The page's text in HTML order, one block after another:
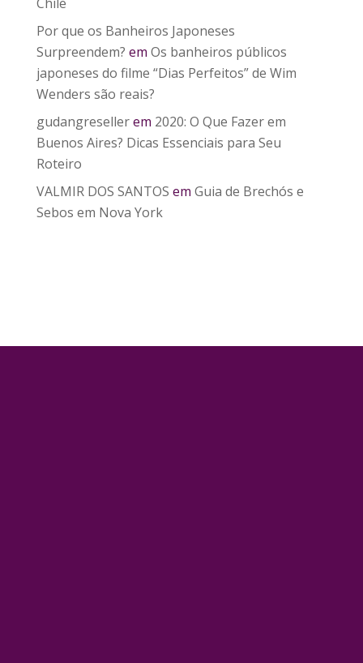
Por que os Banheiros Japoneses
Surpreendem? em Os banheiros públicos
japoneses do filme “Dias Perfeitos” de Wim
Wenders são reais?
gudangresellerem 2020: O Que Fazer em
Buenos Aires? Dicas Essenciais para Seu
Roteiro
VALMIR DOS SANTOS em Guia de Brechós e
Sebos em Nova York